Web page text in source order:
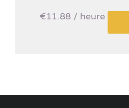
€11.88 / heure